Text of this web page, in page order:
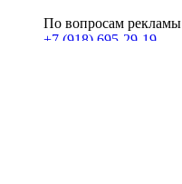
По вопросам рекламы
+7 (918) 695-29-19